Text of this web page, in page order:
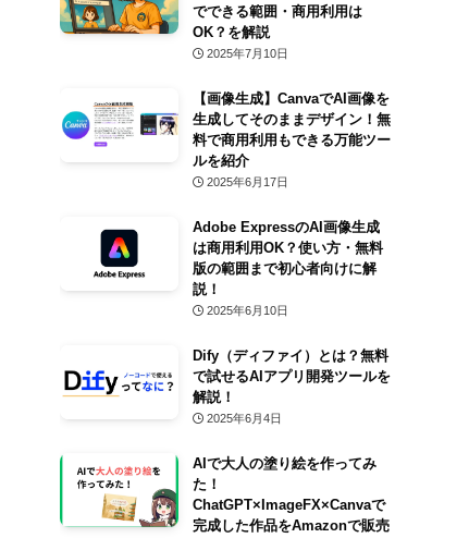
でできる範囲・商用利用は
OK？を解説
2025年7月10日
【画像生成】CanvaでAI画像を
生成してそのままデザイン！無
料で商用利用もできる万能ツー
ルを紹介
2025年6月17日
Adobe ExpressのAI画像生成
は商用利用OK？使い方・無料
版の範囲まで初心者向けに解
説！
2025年6月10日
Dify（ディファイ）とは？無料
で試せるAIアプリ開発ツールを
解説！
2025年6月4日
AIで大人の塗り絵を作ってみ
た！
ChatGPT×ImageFX×Canvaで
完成した作品をAmazonで販売